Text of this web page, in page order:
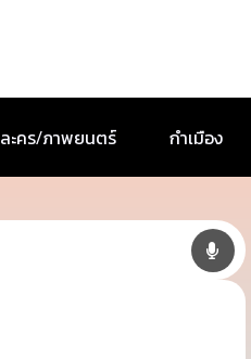
ละคร/ภาพยนตร์ กำเมือง